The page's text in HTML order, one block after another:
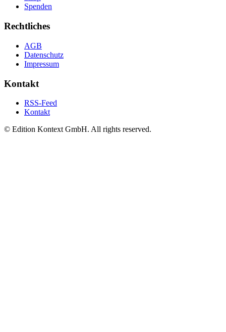
Spenden
Rechtliches
AGB
Datenschutz
Impressum
Kontakt
RSS-Feed
Kontakt
© Edition Kontext GmbH. All rights reserved.